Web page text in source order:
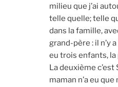
milieu que j’ai
telle quelle; telle
dans la famille,
grand-père : il n’y
eu trois enfants, la
La deuxième
maman n’a eu que